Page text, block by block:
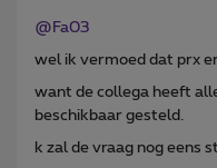
@Fa03
wel ik vermoed dat prx
want de collega heeft
beschikbaar gesteld.
k zal de vraag nog eens